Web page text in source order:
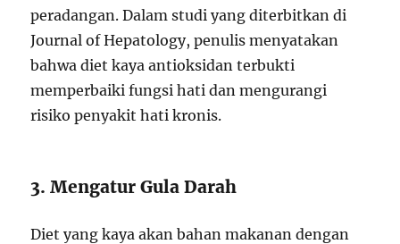
peradangan. Dalam studi yang diterbitkan di
Journal of Hepatology, penulis menyatakan
bahwa diet kaya antioksidan terbukti
memperbaiki fungsi hati dan mengurangi
risiko penyakit hati kronis.
3. Mengatur Gula Darah
Diet yang kaya akan bahan makanan dengan